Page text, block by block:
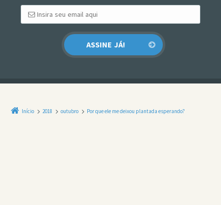
Início 2018 outubro Por que ele me deixou plantada esperando?